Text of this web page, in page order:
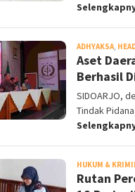
ADHYAKSA,
Aset
Berhasil
SIDOARJO,
Tindak
HUKUM &
Rutan